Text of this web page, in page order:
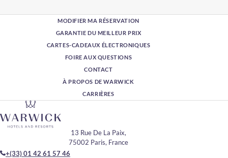
MODIFIER MA RÉSERVATION
GARANTIE DU MEILLEUR PRIX
CARTES-CADEAUX ÉLECTRONIQUES
FOIRE AUX QUESTIONS
CONTACT
À PROPOS DE WARWICK
CARRIÈRES
13 Rue De La Paix,
75002 Paris, France
+(33) 01 42 61 57 46